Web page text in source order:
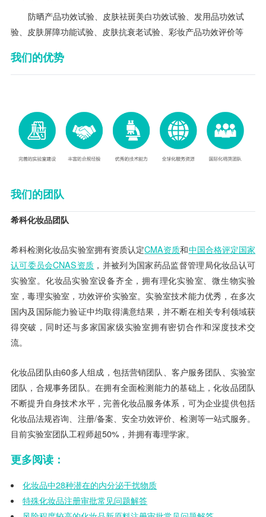
防晒产品功效试验、皮肤祛斑美白功效试验、发用品功效试
验、皮肤屏障功能试验、皮肤抗衰老试验、彩妆产品功效评价等
我们的优势
我们的团队
希科化妆品团队
希科检测化妆品实验室拥有资质认定CMA资质和中国合格评定国家
认可委员会CNAS资质 ，并被列为国家药品监督管理局化妆品认可
实验室。化妆品实验室设备齐全，拥有理化实验室、微生物实验
室，毒理实验室，功效评价实验室。实验室技术能力优秀，在多次
国内及国际能力验证中均取得满意结果，并不断在相关专利领域获
得突破，同时还与多家国家级实验室拥有密切合作和深度技术交
流。
化妆品团队由60多人组成，包括营销团队、客户服务团队、实验室
团队，合规事务团队。在拥有全面检测能力的基础上，化妆品团队
不断提升自身技术水平，完善化妆品服务体系，可为企业提供包括
化妆品法规咨询、注册/备案、安全功效评价、检测等一站式服务。
目前实验室团队工程师超50%，并拥有毒理学家。
更多阅读：
化妆品中28种潜在的内分泌干扰物质
特殊化妆品注册审批常见问题解答